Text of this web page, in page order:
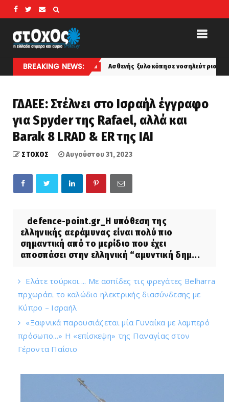
BREAKING NEWS:
koinonia Ασθενής ξυλοκόπησε νοσηλεύτρια στα Επείγοντα του
ΓΔΑΕΕ: Στέλνει στο Ισραήλ έγγραφο
για Spyder της Rafael, αλλά και
Barak 8 LRAD & ER της ΙΑΙ
ΣΤΟΧΟΣ Αυγούστου 31, 2023
defence-point.gr_Η υπόθεση της
ελληνικής αεράμυνας είναι πολύ πιο
σημαντική από το μερίδιο που έχει
αποσπάσει στην ελληνική “αμυντική δημ...
Ελάτε τούρκοι.... Με ασπίδες τις φρεγάτες Belharra
πρχωράει το καλώδιο ηλεκτρικής διασύνδεσης με
Κύπρο – Ισραήλ
«Ξαφνικά παρουσιάζεται μία Γυναίκα με λαμπερό
πρόσωπο...» Η «επίσκεψη» της Παναγίας στον
Γέροντα Παΐσιο